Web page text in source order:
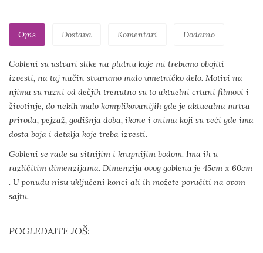
Opis Dostava Komentari Dodatno
Gobleni su ustvari slike na platnu koje mi trebamo obojiti-
izvesti, na taj način stvaramo malo umetničko delo. Motivi na
njima su razni od dečjih trenutno su to aktuelni crtani filmovi i
životinje, do nekih malo komplikovanijih gde je aktuealna mrtva
priroda, pejzaž, godišnja doba, ikone i onima koji su veći gde ima
dosta boja i detalja koje treba izvesti.
Gobleni se rade sa sitnijim i krupnijim bodom. Ima ih u
različitim dimenzijama. Dimenzija ovog goblena je 45cm x 60cm
. U ponudu nisu uključeni konci ali ih možete poručiti na ovom
sajtu.
POGLEDAJTE JOŠ: